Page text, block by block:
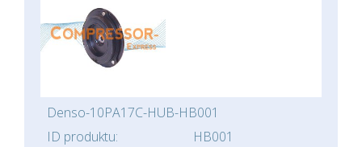
Denso-10PA17C-HUB-HB001
ID produktu:
HB001